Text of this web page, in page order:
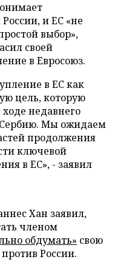
и ЕС «не
выбор»,
своей
в Евросоюз.
в ЕС как
цель, которую
недавнего
Сербию. Мы ожидаем
продолжения
ключевой
в ЕС», - заявил
Хан заявил,
членом
обдумать» свою
России.